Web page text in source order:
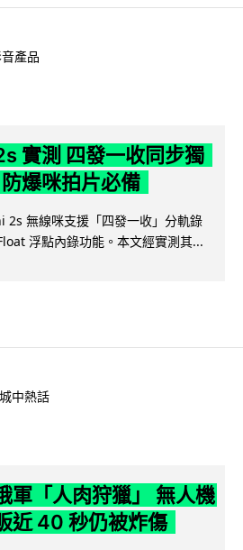
產品
實測 四發一收同步獨
爆咪拍片必備
2s 無線咪支援「四發一收」分軌錄
浮點內錄功能。本文經實測其...
城中熱話
軍「人肉狩獵」 無人機
近 40 秒仍被炸傷